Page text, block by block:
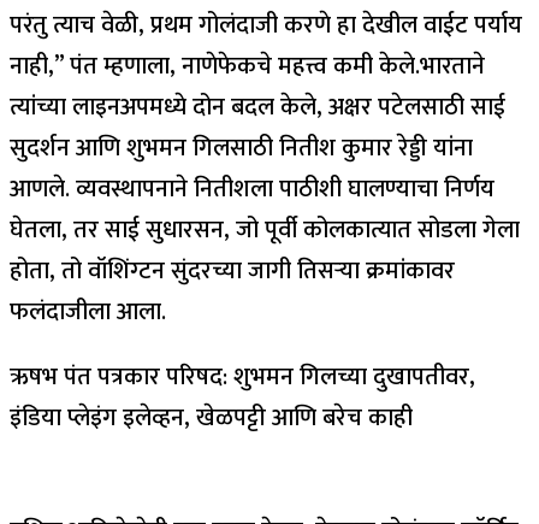
परंतु त्याच वेळी, प्रथम गोलंदाजी करणे हा देखील वाईट पर्याय
नाही,” पंत म्हणाला, नाणेफेकचे महत्त्व कमी केले.भारताने
त्यांच्या लाइनअपमध्ये दोन बदल केले, अक्षर पटेलसाठी साई
सुदर्शन आणि शुभमन गिलसाठी नितीश कुमार रेड्डी यांना
आणले. व्यवस्थापनाने नितीशला पाठीशी घालण्याचा निर्णय
घेतला, तर साई सुधारसन, जो पूर्वी कोलकात्यात सोडला गेला
होता, तो वॉशिंग्टन सुंदरच्या जागी तिसऱ्या क्रमांकावर
फलंदाजीला आला.
ऋषभ पंत पत्रकार परिषद: शुभमन गिलच्या दुखापतीवर,
इंडिया प्लेइंग इलेव्हन, खेळपट्टी आणि बरेच काही